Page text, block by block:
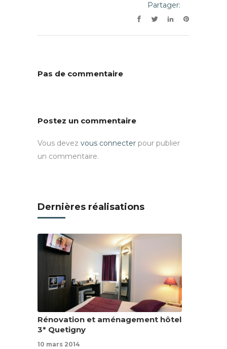
Partager:
Pas de commentaire
Postez un commentaire
Vous devez vous connecter pour publier
un commentaire.
Dernières réalisations
Rénovation et aménagement hôtel
3* Quetigny
10 mars 2014